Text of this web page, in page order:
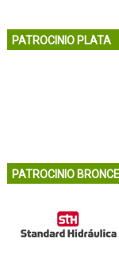
PATROCINIO PLATA
PATROCINIO BRONCE